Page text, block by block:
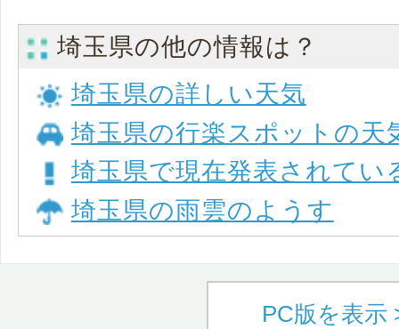
埼玉県の他の情報は？
埼玉県の詳しい天気
埼玉県の行楽スポットの天
埼玉県で現在発表されてい
埼玉県の雨雲のようす
PC版を表示